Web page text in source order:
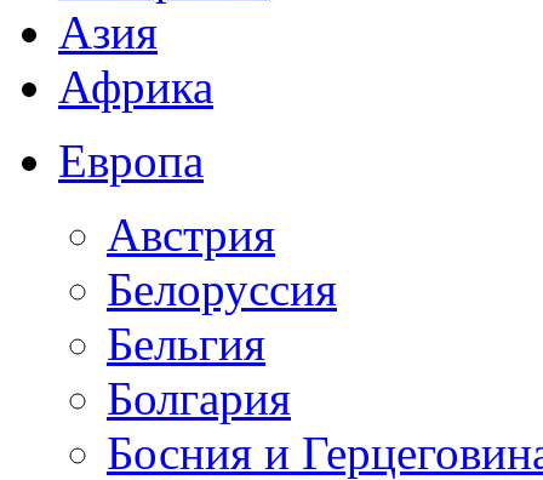
Азия
Африка
Европа
Австрия
Белоруссия
Бельгия
Болгария
Босния и